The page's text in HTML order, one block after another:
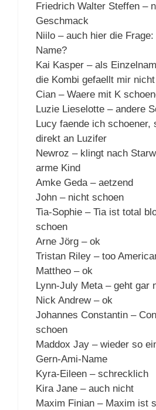
Friedrich Walter Steffen –
Geschmack
Niilo – auch hier die
Name?
Kai Kasper – als
die Kombi gefaellt mir nicht
Cian – Waere mit K
Luzie Lieselotte – andere
Lucy faende ich schoener,
direkt an Luzifer
Newroz – klingt nach
arme Kind
Amke Geda – aetzend
John – nicht schoen
Tia-Sophie – Tia ist total
schoen
Arne Jörg – ok
Tristan Riley – too
Mattheo – ok
Lynn-July Meta – geht gar
Nick Andrew – ok
Johannes Constantin –
schoen
Maddox Jay – wieder so
Gern-Ami-Name
Kyra-Eileen – schrecklich
Kira Jane – auch nicht
Maxim Finian – Maxim ist